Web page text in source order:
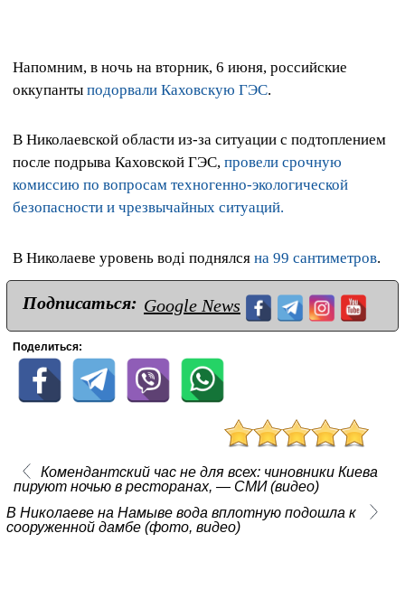
Напомним, в ночь на вторник, 6 июня, российские
оккупанты подорвали Каховскую ГЭС.
В Николаевской области из-за ситуации с подтоплением
после подрыва Каховской ГЭС, провели срочную
комиссию по вопросам техногенно-экологической
безопасности и чрезвычайных ситуаций.
В Николаеве уровень воді поднялся на 99 сантиметров.
Подписаться: Google News
Поделиться:
Комендантский час не для всех: чиновники Киева
пируют ночью в ресторанах, — СМИ (видео)
В Николаеве на Намыве вода вплотную подошла к
сооруженной дамбе (фото, видео)